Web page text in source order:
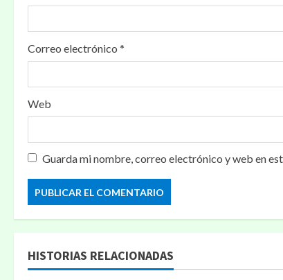
t
r
d
s
Correo electrónico *
Web
Guarda mi nombre, correo electrónico y web en
HISTORIAS RELACIONADAS